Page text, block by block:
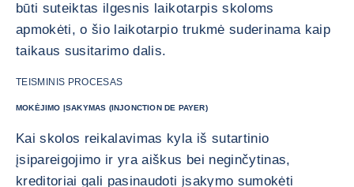
būti suteiktas ilgesnis laikotarpis skoloms
apmokėti, o šio laikotarpio trukmė suderinama kaip
taikaus susitarimo dalis.
TEISMINIS PROCESAS
MOKĖJIMO ĮSAKYMAS (INJONCTION DE PAYER)
Kai skolos reikalavimas kyla iš sutartinio
įsipareigojimo ir yra aiškus bei neginčytinas,
kreditoriai gali pasinaudoti įsakymo sumokėti